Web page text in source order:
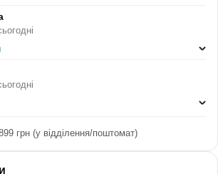
грн (у відділення/поштомат)